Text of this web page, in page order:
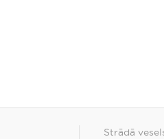
Strādā